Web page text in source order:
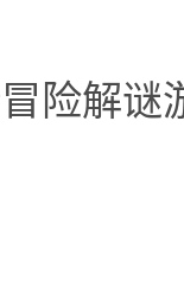
险解谜